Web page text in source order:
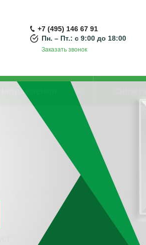
+7 (495) 146 67 91
Пн. – Пт.: с 9:00 до 18:00
Заказать звонок
Направления
По цене По наличию